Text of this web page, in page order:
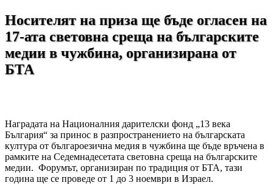
Носителят на приза ще бъде огласен на
17-ата световна среща на българските
медии в чужбина, организирана от
БТА
Наградата на Националния дарителски фонд „13 века
България“ за принос в разпространението на българската
култура от българоезична медия в чужбина ще бъде връчена в
рамките на Седемнадесетата световна среща на българските
медии. Форумът, организиран по традиция от БТА, тази
година ще се проведе от 1 до 3 ноември в Израел.